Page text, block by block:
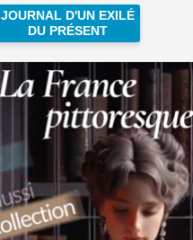
JOURNAL D'UN EXILÉ
DU PRÉSENT